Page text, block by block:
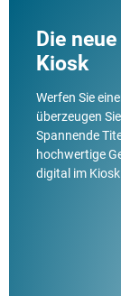
Die
Kiosk
Werfen Sie
überzeugen
Spannende
hochwertige
digital im